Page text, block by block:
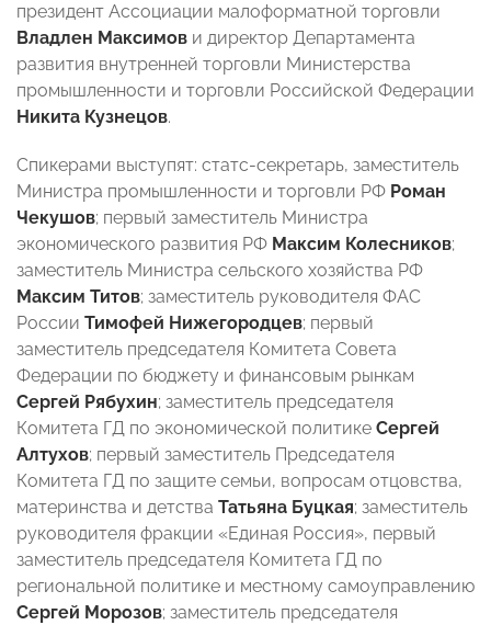
президент Ассоциации малоформатной торговли
Владлен Максимов и директор Департамента
развития внутренней торговли Министерства
промышленности и торговли Российской Федерации
Никита Кузнецов.
Спикерами выступят: статс-секретарь, заместитель
Министра промышленности и торговли РФ Роман
Чекушов; первый заместитель Министра
экономического развития РФ Максим Колесников;
заместитель Министра сельского хозяйства РФ
Максим Титов; заместитель руководителя ФАС
России Тимофей Нижегородцев; первый
заместитель председателя Комитета Совета
Федерации по бюджету и финансовым рынкам
Сергей Рябухин; заместитель председателя
Комитета ГД по экономической политике Сергей
Алтухов; первый заместитель Председателя
Комитета ГД по защите семьи, вопросам отцовства,
материнства и детства Татьяна Буцкая; заместитель
руководителя фракции «Единая Россия», первый
заместитель председателя Комитета ГД по
региональной политике и местному самоуправлению
Сергей Морозов; заместитель председателя